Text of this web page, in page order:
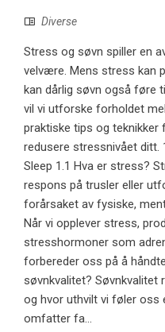
Diverse
Stress og søvn spiller en
velvære. Mens stress kan
kan dårlig søvn også føre
vil vi utforske forholdet
praktiske tips og
redusere stressnivået ditt.
Sleep 1.1 Hva er stress?
respons på trusler eller
forårsaket av fysiske,
Når vi opplever stress,
stresshormoner som
forbereder oss på å
søvnkvalitet? Søvnkvalitet
og hvor uthvilt vi føler oss
omfatter fa...